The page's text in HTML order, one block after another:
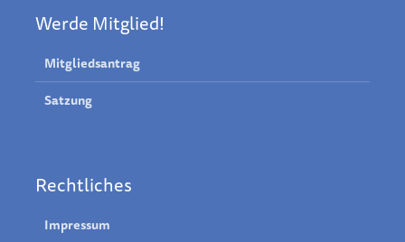
Werde Mitglied!
Mitgliedsantrag
Satzung
Rechtliches
Impressum